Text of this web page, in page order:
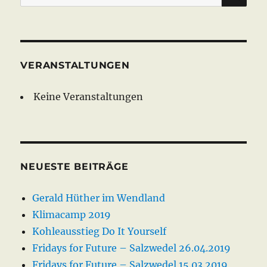
nach:
VERANSTALTUNGEN
Keine Veranstaltungen
NEUESTE BEITRÄGE
Gerald Hüther im Wendland
Klimacamp 2019
Kohleausstieg Do It Yourself
Fridays for Future – Salzwedel 26.04.2019